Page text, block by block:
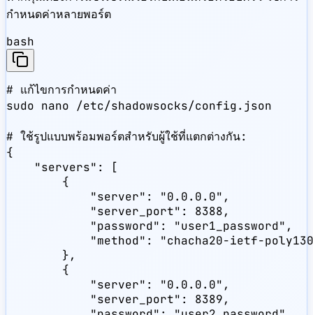
กำหนดค่าหลายพอร์ต
bash
# แก้ไขการกำหนดค่า
sudo nano /etc/shadowsocks/config.json
# ใช้รูปแบบพร้อมพอร์ตสำหรับผู้ใช้ที่แตกต่างกัน:
{
    "servers": [
        {
            "server": "0.0.0.0",
            "server_port": 8388,
            "password": "user1_password",
"method": "chacha20-ietf-
        },
        {
            "server": "0.0.0.0",
            "server_port": 8389,